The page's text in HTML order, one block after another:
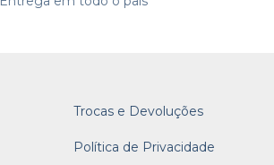
Trocas e Devoluções
Política de Privacidade